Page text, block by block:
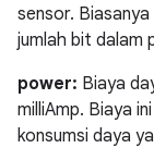
sensor.
jumlah bit dalam
power: Biaya
milliAmp. Biaya
konsumsi daya